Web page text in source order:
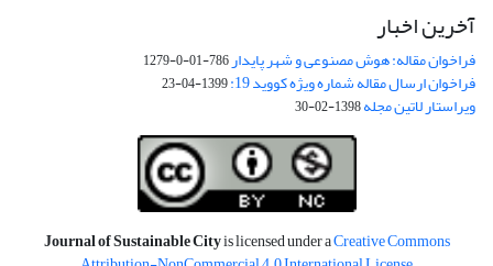
آخرین اخبار
فراخوان مقاله: هوش مصنوعی و شهر پایدار786-01-0-1279
فراخوان ارسال مقاله شماره ویژه کووید 19: 1399-04-23
ویراستار لاتین مجله1398-02-30
Journal of Sustainable Cityis licensed under aCreative Commons